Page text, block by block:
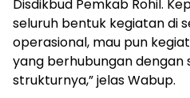
Disdikbud Pemkab Rohil.
seluruh bentuk kegiatan di
operasional, mau pun
yang berhubungan dengan
strukturnya,” jelas Wabup.